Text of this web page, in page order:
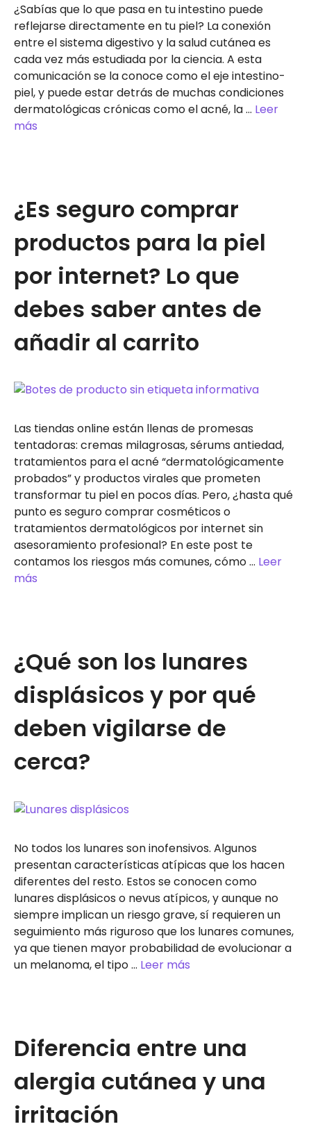
¿Sabías que lo que pasa en tu intestino puede
reflejarse directamente en tu piel? La conexión
entre el sistema digestivo y la salud cutánea es
cada vez más estudiada por la ciencia. A esta
comunicación se la conoce como el eje intestino-
piel, y puede estar detrás de muchas condiciones
dermatológicas crónicas como el acné, la … Leer
más
¿Es seguro comprar
productos para la piel
por internet? Lo que
debes saber antes de
añadir al carrito
Las tiendas online están llenas de promesas
tentadoras: cremas milagrosas, sérums antiedad,
tratamientos para el acné “dermatológicamente
probados” y productos virales que prometen
transformar tu piel en pocos días. Pero, ¿hasta qué
punto es seguro comprar cosméticos o
tratamientos dermatológicos por internet sin
asesoramiento profesional? En este post te
contamos los riesgos más comunes, cómo … Leer
más
¿Qué son los lunares
displásicos y por qué
deben vigilarse de
cerca?
No todos los lunares son inofensivos. Algunos
presentan características atípicas que los hacen
diferentes del resto. Estos se conocen como
lunares displásicos o nevus atípicos, y aunque no
siempre implican un riesgo grave, sí requieren un
seguimiento más riguroso que los lunares comunes,
ya que tienen mayor probabilidad de evolucionar a
un melanoma, el tipo … Leer más
Diferencia entre una
alergia cutánea y una
irritación